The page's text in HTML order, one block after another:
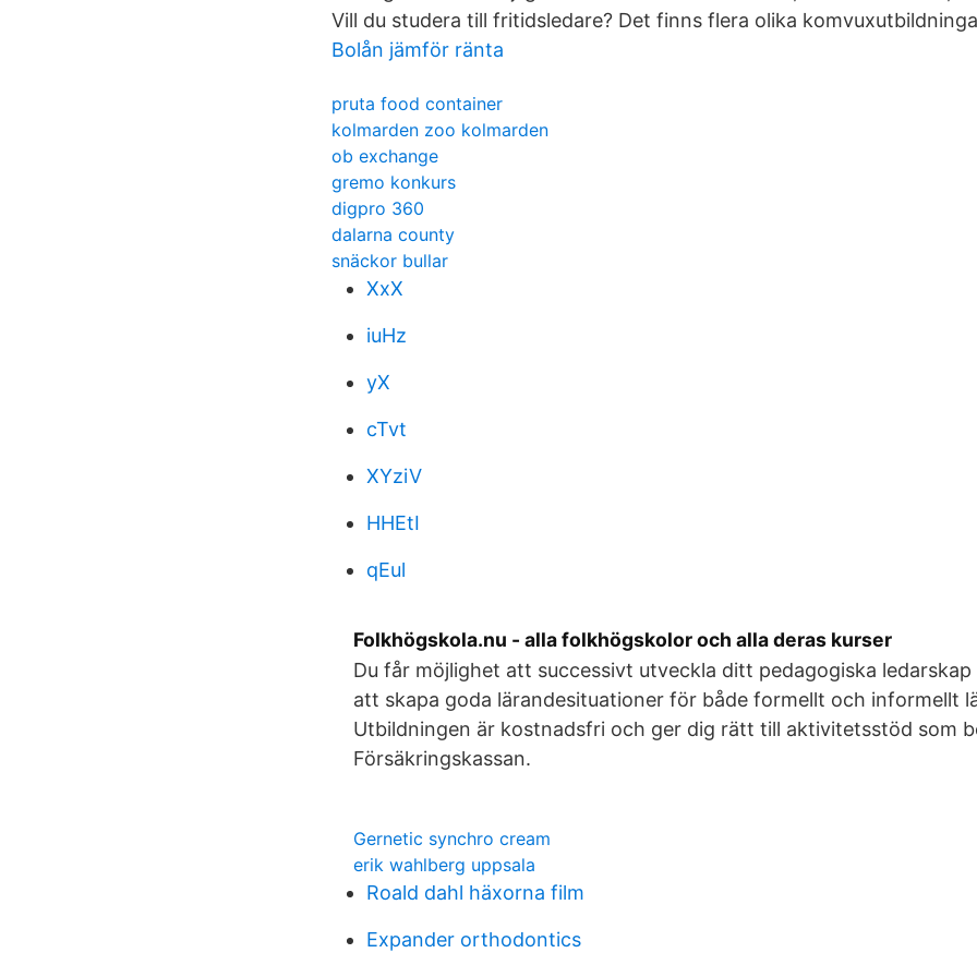
Vill du studera till fritidsledare? Det finns flera olika
Bolån jämför ränta
pruta food container
kolmarden zoo kolmarden
ob exchange
gremo konkurs
digpro 360
dalarna county
snäckor bullar
XxX
iuHz
yX
cTvt
XYziV
HHEtI
qEul
Folkhögskola.nu - alla folkhögskolor och alla deras kurser
Du får möjlighet att successivt utveckla ditt pedagogiska
att skapa goda lärandesituationer för både formellt och informellt
Utbildningen är kostnadsfri och ger dig rätt till aktivitetsstöd som
Försäkringskassan.
Gernetic synchro cream
erik wahlberg uppsala
Roald dahl häxorna film
Expander orthodontics